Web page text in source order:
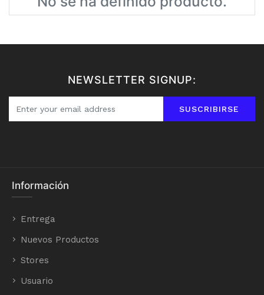
NEWSLETTER SIGNUP:
SUSCRIBIRSE
Información
Entrega
Nuevos Productos
Stores
Usuario